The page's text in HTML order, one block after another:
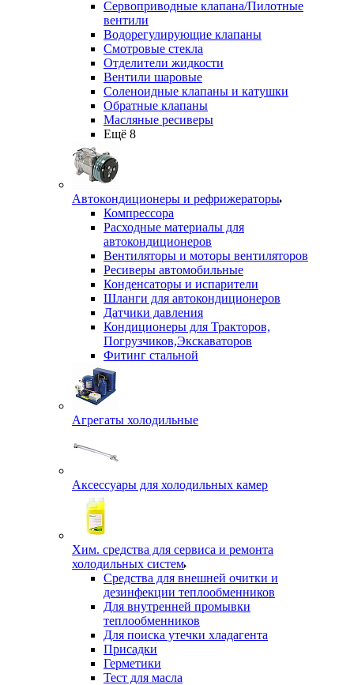
Сервоприводные клапана/Пилотные
вентили
Водорегулирующие клапаны
Смотровые стекла
Отделители жидкости
Вентили шаровые
Соленоидные клапаны и катушки
Обратные клапаны
Масляные ресиверы
Ещё 8
Автокондиционеры и рефрижераторы
Компрессора
Расходные материалы для
автокондиционеров
Вентиляторы и моторы вентиляторов
Ресиверы автомобильные
Конденсаторы и испарители
Шланги для автокондиционеров
Датчики давления
Кондиционеры для Тракторов,
Погрузчиков,Экскаваторов
Фитинг стальной
Агрегаты холодильные
Аксессуары для холодильных камер
Хим. средства для сервиса и ремонта
холодильных систем
Средства для внешней очитки и
дезинфекции теплообменников
Для внутренней промывки
теплообменников
Для поиска утечки хладагента
Присадки
Герметики
Тест для масла